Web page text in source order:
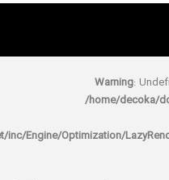
/
rocket/inc/Engine/